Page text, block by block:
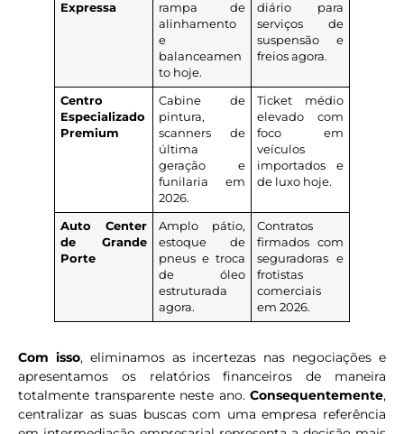
Expressa
rampa de
alinhamento
e
balanceamen
to hoje.
diário para
serviços de
suspensão e
freios agora.
Centro
Especializado
Premium
Cabine de
pintura,
scanners de
última
geração e
funilaria em
2026.
Ticket médio
elevado com
foco em
veículos
importados e
de luxo hoje.
Auto Center
de Grande
Porte
Amplo pátio,
estoque de
pneus e troca
de óleo
estruturada
agora.
Contratos
firmados com
seguradoras e
frotistas
comerciais
em 2026.
Com isso, eliminamos as incertezas nas negociações e
apresentamos os relatórios financeiros de maneira
totalmente transparente neste ano. Consequentemente,
centralizar as suas buscas com uma empresa referência